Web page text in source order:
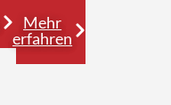
Mehr
erfahren